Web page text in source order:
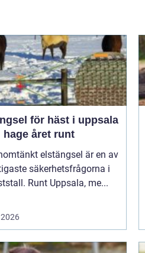
för häst i uppsala
hage året runt
elstängsel är en av
säkerhetsfrågorna i
Runt Uppsala, me...